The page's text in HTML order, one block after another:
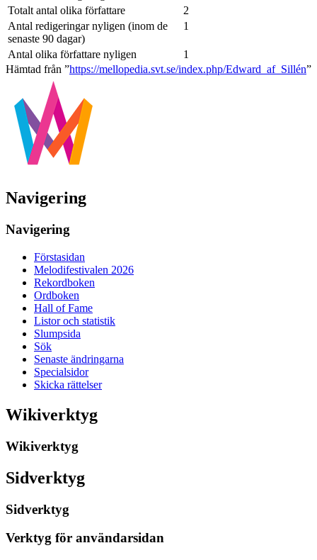
Totalt antal olika författare
2
Antal redigeringar nyligen (inom de
senaste 90 dagar)
1
Antal olika författare nyligen
1
Hämtad från ”https://mellopedia.svt.se/index.php/Edward_af_Sillén”
Navigering
Navigering
Förstasidan
Melodifestivalen 2026
Rekordboken
Ordboken
Hall of Fame
Listor och statistik
Slumpsida
Sök
Senaste ändringarna
Specialsidor
Skicka rättelser
Wikiverktyg
Wikiverktyg
Sidverktyg
Sidverktyg
Verktyg för användarsidan